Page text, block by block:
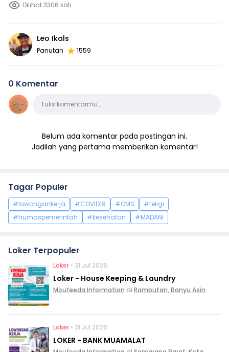
Dilihat 3306 kali
Leo Ikals
Panutan 1559
0 Komentar
KomentarTulis komentarmu…
Belum ada komentar pada postingan ini.
Jadilah yang pertama memberikan komentar!
Tagar Populer
#lowongankerja #COVID19 #OMS
#religi
#humaspemerintah
#kesehatan #MADANI
Loker Terpopuler
Loker • 31 Jul 2026
Loker - House Keeping & Laundry
Moufeeda Information di Rambutan, Banyu Asin
Loker • 31 Jul 2026
LOKER - BANK MUAMALAT